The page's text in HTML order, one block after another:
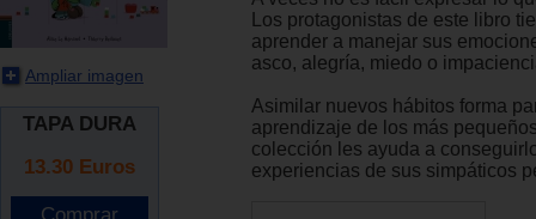
Ampliar imagen
TAPA DURA
13.30 Euros
Los protagonistas de este libro
aprender a manejar sus
asco, alegría, miedo o
Asimilar nuevos hábitos forma
aprendizaje de los más
colección les ayuda a
experiencias de sus simpáticos